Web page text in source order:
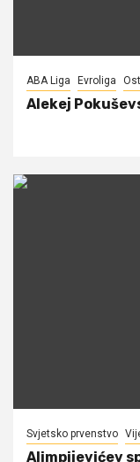
ABA Liga Evroliga
Alekej
Svjetsko prvenstvo
Alimpijevićev